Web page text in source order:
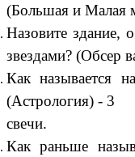
(Большая и Малая
Назовите здание,
звездами? (Обсер
Как называется
(Астрология) - 3
свечи.
Как раньше